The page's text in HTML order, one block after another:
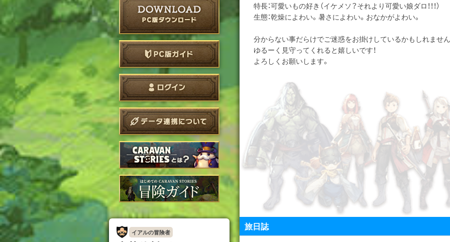
イアルの冒険者
特長：可愛いもの好き（イケメソ？それより可愛い娘ダロ！！！）
生態：乾燥によわい。暑さによわい。おなかがよわい。
分からない事だらけでご迷惑をお掛けしているかもしれません
ゆるーく見守ってくれると嬉しいです！
よろしくお願いします。
旅日誌